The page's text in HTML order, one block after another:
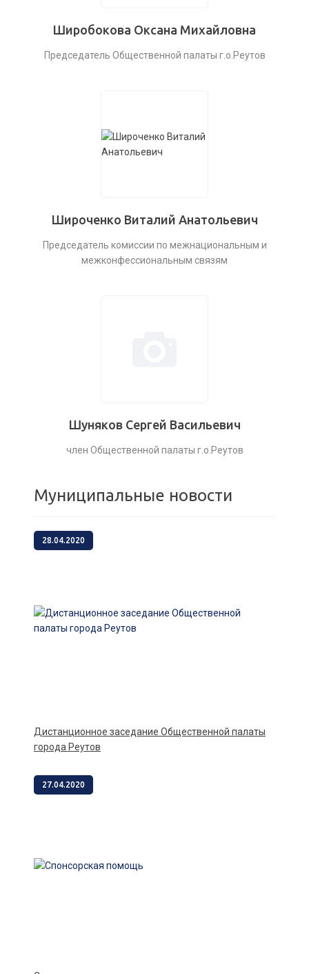
Широбокова Оксана Михайловна
Председатель Общественной палаты г.о.Реутов
Широченко Виталий Анатольевич
Председатель комиссии по межнациональным и
межконфессиональным связям
Шуняков Сергей Васильевич
член Общественной палаты г.о.Реутов
Муниципальные новости
28.04.2020
Дистанционное заседание Общественной палаты
города Реутов
27.04.2020